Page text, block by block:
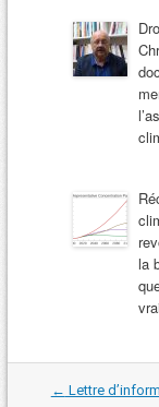
la
Navigation
dans
← Lettre